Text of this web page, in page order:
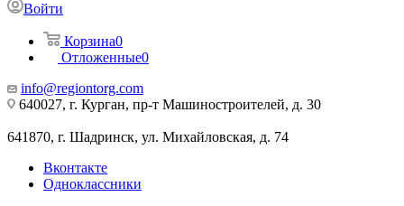
Войти
Корзина0
Отложенные0
info@regiontorg.com
640027, г. Курган, пр-т Машиностроителей, д. 30
641870, г. Шадринск, ул. Михайловская, д. 74
Вконтакте
Одноклассники